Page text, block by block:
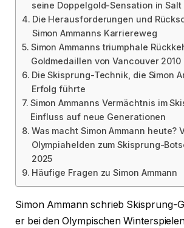
seine Doppelgold-Sensation in Salt
Die Herausforderungen und
Simon Ammanns Karriereweg
Simon Ammanns triumphale
Goldmedaillen von Vancouver 2010
Die Skisprung-Technik, die Simon
Erfolg führte
Simon Ammanns Vermächtnis im
Einfluss auf neue Generationen
Was macht Simon Ammann heute?
Olympiahelden zum Skisprung-
2025
Häufige Fragen zu Simon Ammann
Simon Ammann schrieb Skisprung-
er bei den Olympischen